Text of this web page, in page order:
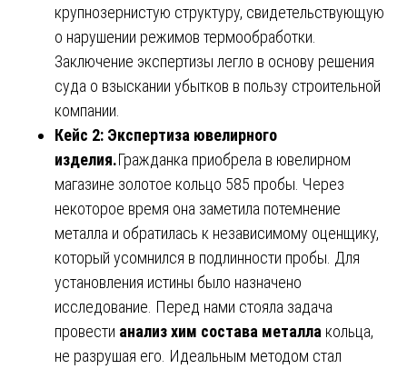
крупнозернистую структуру, свидетельствующую
о нарушении режимов термообработки.
Заключение экспертизы легло в основу решения
суда о взыскании убытков в пользу строительной
компании.
Кейс 2: Экспертиза ювелирного
изделия.Гражданка приобрела в ювелирном
магазине золотое кольцо 585 пробы. Через
некоторое время она заметила потемнение
металла и обратилась к независимому оценщику,
который усомнился в подлинности пробы. Для
установления истины было назначено
исследование. Перед нами стояла задача
провести анализ хим состава металла кольца,
не разрушая его. Идеальным методом стал